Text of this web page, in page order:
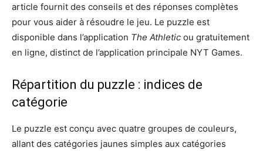
article fournit des conseils et des réponses complètes
pour vous aider à résoudre le jeu. Le puzzle est
disponible dans l’application The Athletic ou gratuitement
en ligne, distinct de l’application principale NYT Games.
Répartition du puzzle : indices de
catégorie
Le puzzle est conçu avec quatre groupes de couleurs,
allant des catégories jaunes simples aux catégories